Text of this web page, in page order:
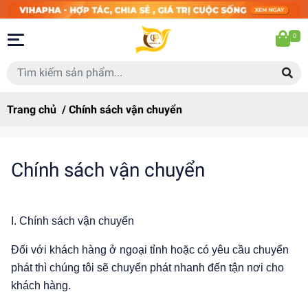
0
Trang chủ / Chính sách vận chuyển
Chính sách vận chuyển
I. Chính sách vận chuyển
Đối với khách hàng ở ngoại tỉnh hoặc có yêu cầu chuyển
phát thì chúng tôi sẽ chuyển phát nhanh đến tận nơi cho
khách hàng.